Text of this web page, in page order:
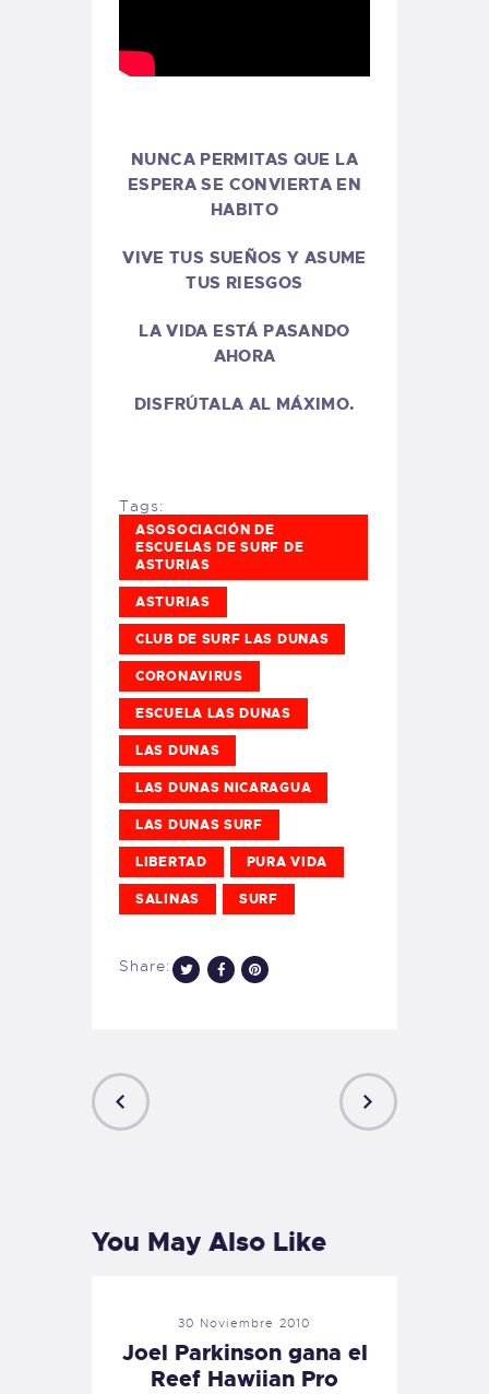
NUNCA PERMITAS QUE LA
ESPERA SE CONVIERTA EN
HABITO
VIVE TUS SUEÑOS Y ASUME
TUS RIESGOS
LA VIDA ESTÁ PASANDO
AHORA
DISFRÚTALA AL MÁXIMO.
Tags:
ASOSOCIACIÓN DE
ESCUELAS DE SURF DE
ASTURIAS
ASTURIAS
CLUB DE SURF LAS DUNAS
CORONAVIRUS
ESCUELA LAS DUNAS
LAS DUNAS
LAS DUNAS NICARAGUA
LAS DUNAS SURF
LIBERTAD PURA VIDA
SALINAS SURF
Share:
You May Also Like
30 Noviembre 2010
Joel Parkinson gana el
Reef Hawiian Pro